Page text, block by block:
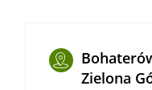
Zielona